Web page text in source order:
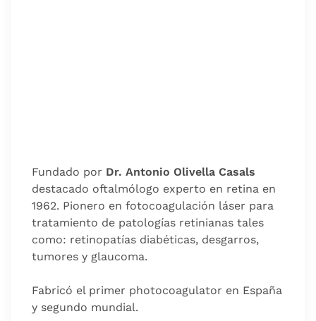
Fundado por Dr. Antonio Olivella Casals
destacado oftalmólogo experto en retina en
1962. Pionero en fotocoagulación láser para
tratamiento de patologías retinianas tales
como: retinopatías diabéticas, desgarros,
tumores y glaucoma.
Fabricó el primer photocoagulator en España
y segundo mundial.